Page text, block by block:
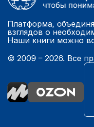
Платформа,
взглядов о
Наши книги можно
© 2009 – 2026. Все